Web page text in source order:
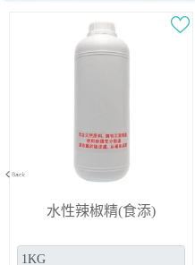
水性辣椒精(食添)